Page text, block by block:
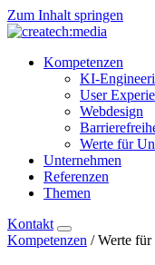
Zum Inhalt springen
Kompetenzen
KI-
User
Webdesign
Werte für
Unternehmen
Referenzen
Themen
Kontakt
Kompetenzen /Werte für